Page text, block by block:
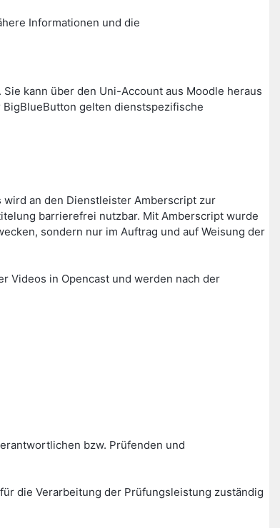
Informationen und die
kann über den Uni-Account aus Moodle heraus
gelten dienstspezifische
an den Dienstleister Amberscript zur
barrierefrei nutzbar. Mit Amberscript wurde
sondern nur im Auftrag und auf Weisung der
Videos in Opencast und werden nach der
bzw. Prüfenden und
die Verarbeitung der Prüfungsleistung zuständig